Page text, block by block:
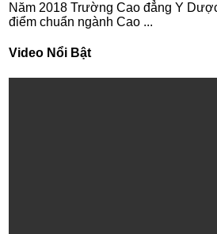
Năm 2018 Trường Cao đẳng Y
điểm chuẩn ngành Cao ...
Video Nổi Bật